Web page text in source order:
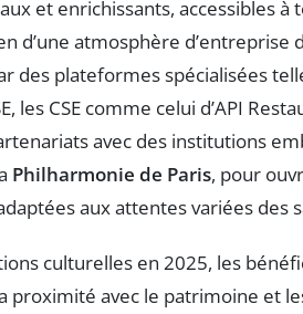
et enrichissants, accessibles à
d’une atmosphère d’entreprise
des plateformes spécialisées
les CSE comme celui d’API
avec des institutions
Philharmonie de Paris, pour
aux attentes variées des
culturelles en 2025, les
proximité avec le patrimoine et